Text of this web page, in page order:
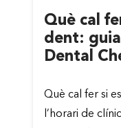
Què cal
dent:
Dental
Què cal fer si
l’horari de